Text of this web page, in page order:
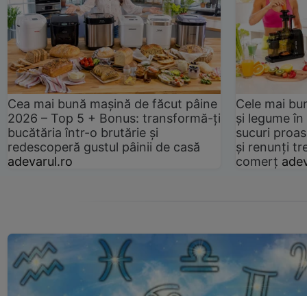
Cea mai bună mașină de făcut pâine
2026 – Top 5 + Bonus: transformă-ți
bucătăria într-o brutărie și
redescoperă gustul pâinii de casă
adevarul.ro
Cele mai
și legume
sucuri
și renunți
comerț